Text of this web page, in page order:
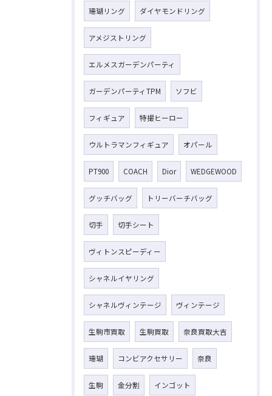
珊瑚リング ダイヤモンドリング
アメジストリング
エルメスガーデンパーティ
ガーデンパーティTPM ソフビ
フィギュア 特撮ヒーロー
ウルトラマンフィギュア オパール
PT900 COACH Dior WEDGEWOOD
グッチバッグ トリーバーチバッグ
切手 切手シート
ヴィトンスピーディー
シャネルイヤリング
シャネルヴィンテージ ヴィンテージ
生駒市買取 生駒買取 奈良買取大吉
珊瑚 コンビアクセサリー 奈良
生駒 金分割 インゴット